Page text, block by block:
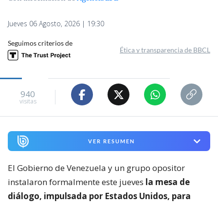
Jueves 06 Agosto, 2026 | 19:30
Seguimos criterios de
Ética y transparencia de BBCL
940
visitas
VER RESUMEN
El Gobierno de Venezuela y un grupo opositor
instalaron formalmente este jueves la mesa de
diálogo, impulsada por Estados Unidos, para